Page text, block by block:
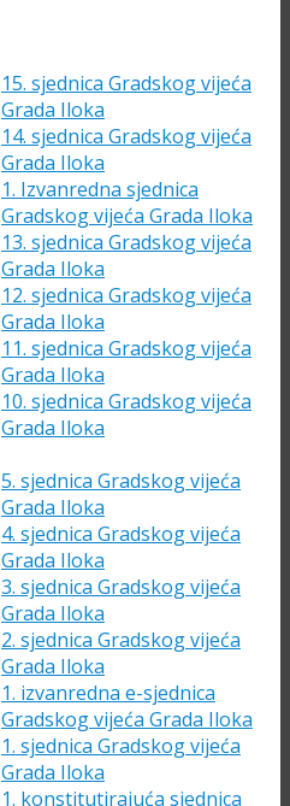
15. sjednica Gradskog vijeća
Grada Iloka
14. sjednica Gradskog vijeća
Grada Iloka
1. Izvanredna sjednica
Gradskog vijeća Grada Iloka
13. sjednica Gradskog vijeća
Grada Iloka
12. sjednica Gradskog vijeća
Grada Iloka
11. sjednica Gradskog vijeća
Grada Iloka
10. sjednica Gradskog vijeća
Grada Iloka
5. sjednica Gradskog vijeća
Grada Iloka
4. sjednica Gradskog vijeća
Grada Iloka
3. sjednica Gradskog vijeća
Grada Iloka
2. sjednica Gradskog vijeća
Grada Iloka
1. izvanredna e-sjednica
Gradskog vijeća Grada Iloka
1. sjednica Gradskog vijeća
Grada Iloka
1. konstitutirajuća sjednica